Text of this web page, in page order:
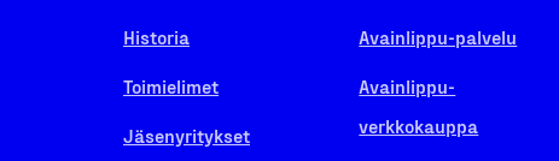
Historia
Toimielimet
Jäsenyritykset
Avainlippu-palvelu
Avainlippu-
verkkokauppa